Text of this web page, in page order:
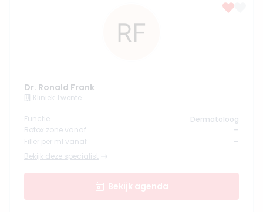
Dr. Ronald Frank
Kliniek Twente
Functie
Dermatoloog
Botox zone vanaf
-
Filler per ml vanaf -
Bekijk deze specialist
Bekijk agenda